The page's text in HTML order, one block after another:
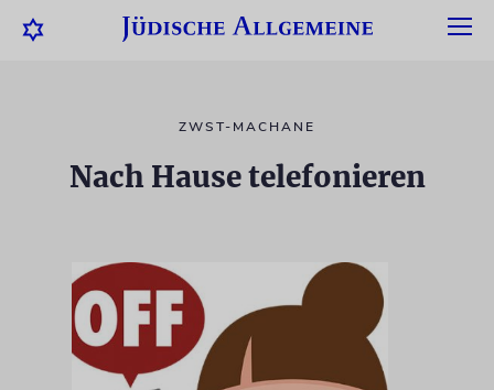
ZWST-MACHANE
Nach Hause telefonieren